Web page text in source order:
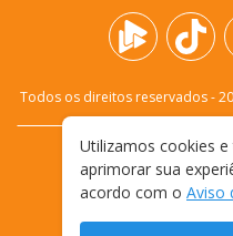
Todos os direitos reservados -
FALE
TERMOS E
Utilizamos cookies
aprimorar sua
acordo com o Aviso